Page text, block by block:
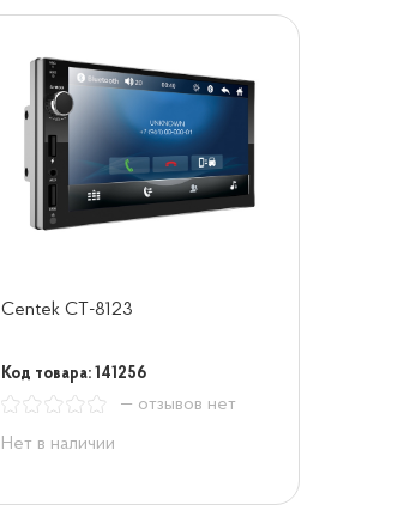
Centek СТ-8123
Код товара: 141256
— отзывов нет
Нет в наличии